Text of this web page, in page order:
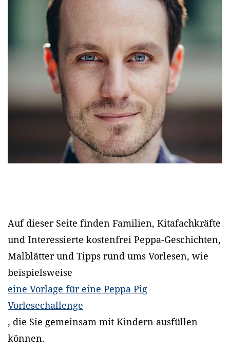
Auf dieser Seite finden Familien, Kitafachkräfte
und Interessierte kostenfrei Peppa-Geschichten,
Malblätter und Tipps rund ums Vorlesen, wie
beispielsweise
eine Vorlage für eine Peppa Pig
Vorlesechallenge
, die Sie gemeinsam mit Kindern ausfüllen
können.